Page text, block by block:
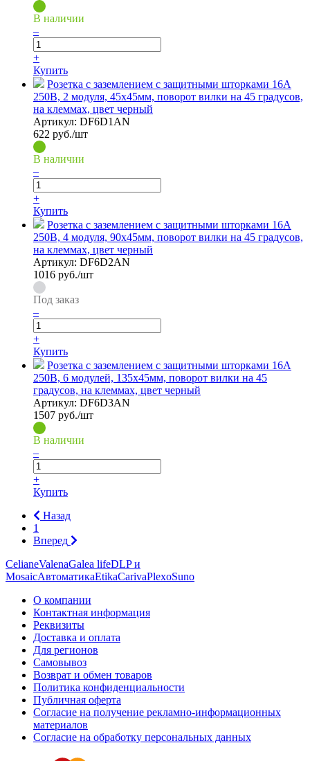
В наличии
–
+
Купить
Розетка с заземлением с защитными шторками 16А
250В, 2 модуля, 45х45мм, поворот вилки на 45 градусов,
на клеммах, цвет черный
Артикул: DF6D1AN
622 руб./шт
В наличии
–
+
Купить
Розетка с заземлением с защитными шторками 16А
250В, 4 модуля, 90х45мм, поворот вилки на 45 градусов,
на клеммах, цвет черный
Артикул: DF6D2AN
1016 руб./шт
Под заказ
–
+
Купить
Розетка с заземлением с защитными шторками 16А
250В, 6 модулей, 135х45мм, поворот вилки на 45
градусов, на клеммах, цвет черный
Артикул: DF6D3AN
1507 руб./шт
В наличии
–
+
Купить
Назад
1
Вперед
CelianeValenaGalea lifeDLP и
MosaicАвтоматикаEtikaCarivaPlexoSuno
О компании
Контактная информация
Реквизиты
Доставка и оплата
Для регионов
Самовывоз
Возврат и обмен товаров
Политика конфиденциальности
Публичная оферта
Согласие на получение рекламно-информационных
материалов
Согласие на обработку персональных данных